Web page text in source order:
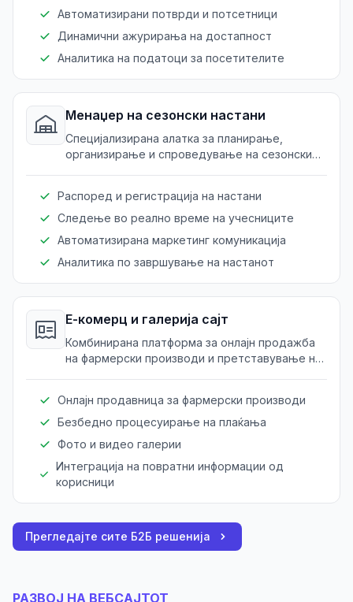
Автоматизирани потврди и потсетници
Динамични ажурирања на достапност
Аналитика на податоци за посетителите
Менаџер на сезонски настани
Специјализирана алатка за планирање,
организирање и спроведување на сезонски
Распоред и регистрација на настани
Следење во реално време на учесниците
Автоматизирана маркетинг комуникација
Аналитика по завршување на настанот
Е-комерц и галерија сајт
Комбинирана платформа за онлајн продажба
на фармерски производи и претставување на
Онлајн продавница за фармерски производи
Безбедно процесуирање на плаќања
Фото и видео галерии
Интеграција на повратни информации од
корисници
Прегледајте сите Б2Б решенија
РАЗВОЈ НА ВЕБСАЈТОТ